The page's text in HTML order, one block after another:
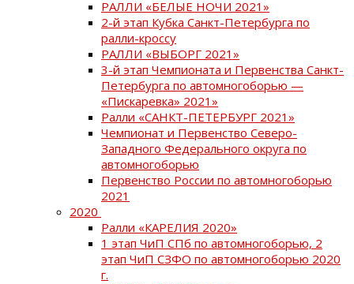
РАЛЛИ «БЕЛЫЕ НОЧИ 2021»
2-й этап Кубка Санкт-Петербурга по
ралли-кроссу
РАЛЛИ «ВЫБОРГ 2021»
3-й этап Чемпионата и Первенства Санкт-
Петербурга по автомногоборью —
«Пискаревка» 2021»
Ралли «САНКТ-ПЕТЕРБУРГ 2021»
Чемпионат и Первенство Северо-
Западного Федерального округа по
автомногоборью
Первенство России по автомногоборью
2021
2020
Ралли «КАРЕЛИЯ 2020»
1 этап ЧиП СПб по автомногоборью, 2
этап ЧиП СЗФО по автомногоборью 2020
г.